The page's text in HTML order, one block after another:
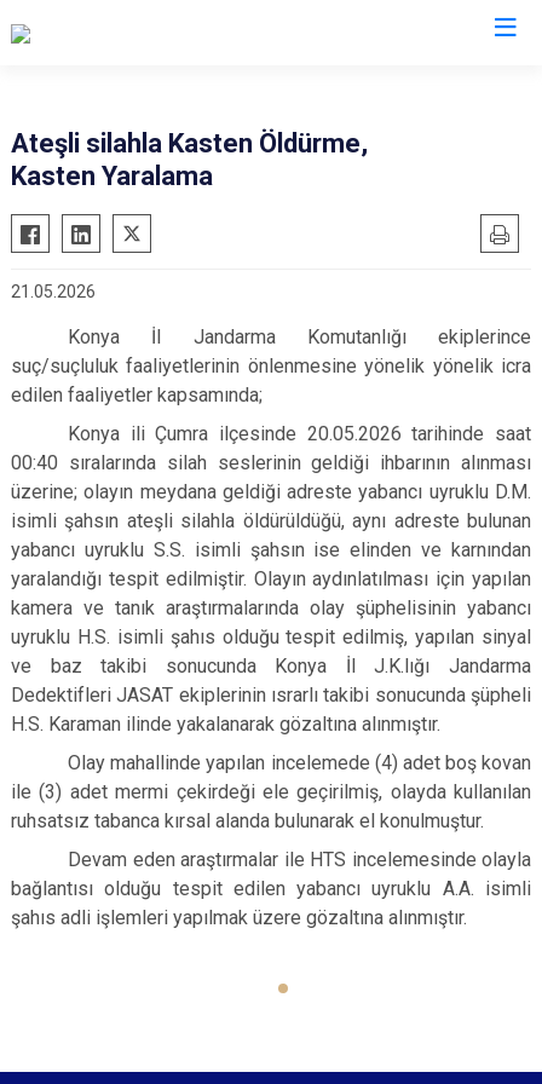
Ateşli silahla Kasten Öldürme,
Kasten Yaralama
21.05.2026
Konya İl Jandarma Komutanlığı ekiplerince
suç/suçluluk faaliyetlerinin önlenmesine yönelik yönelik icra
edilen faaliyetler kapsamında;
Konya ili Çumra ilçesinde 20.05.2026 tarihinde saat
00:40 sıralarında silah seslerinin geldiği ihbarının alınması
üzerine; olayın meydana geldiği adreste yabancı uyruklu D.M.
isimli şahsın ateşli silahla öldürüldüğü, aynı adreste bulunan
yabancı uyruklu S.S. isimli şahsın ise elinden ve karnından
yaralandığı tespit edilmiştir. Olayın aydınlatılması için yapılan
kamera ve tanık araştırmalarında olay şüphelisinin yabancı
uyruklu H.S. isimli şahıs olduğu tespit edilmiş, yapılan sinyal
ve baz takibi sonucunda Konya İl J.K.lığı Jandarma
Dedektifleri JASAT ekiplerinin ısrarlı takibi sonucunda şüpheli
H.S. Karaman ilinde yakalanarak gözaltına alınmıştır.
Olay mahallinde yapılan incelemede (4) adet boş kovan
ile (3) adet mermi çekirdeği ele geçirilmiş, olayda kullanılan
ruhsatsız tabanca kırsal alanda bulunarak el konulmuştur.
Devam eden araştırmalar ile HTS incelemesinde olayla
bağlantısı olduğu tespit edilen yabancı uyruklu A.A. isimli
şahıs adli işlemleri yapılmak üzere gözaltına alınmıştır.